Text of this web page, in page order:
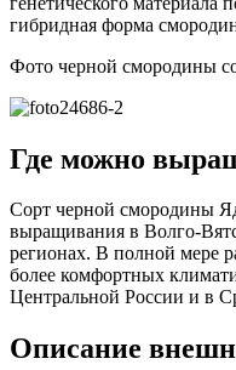
гибридная форма
Фото черной смородины
Где можно
Сорт черной смородины
выращивания в Волго-
регионах. В полной мере
более комфортных
Центральной России и в
Описание